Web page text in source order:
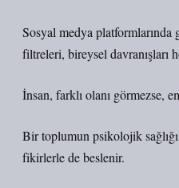
Sosyal medya
filtreleri, bireysel davranışları
İnsan, farklı olanı görmezse,
Bir toplumun psikolojik
fikirlerle de beslenir.